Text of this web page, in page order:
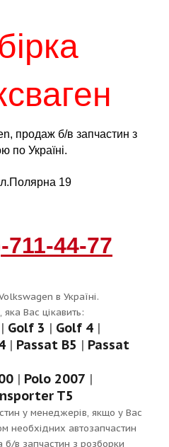
продаж б/в запчастин з
по Україні.
19
711-44-77
в Україні.
Вас цікавить:
| Golf 3 | Golf 4 |
| Passat B5 | Passat
| Polo 2007 |
T5
у менеджерів, якщо у Вас
необхідних автозапчастин
б/в запчастин з розборки